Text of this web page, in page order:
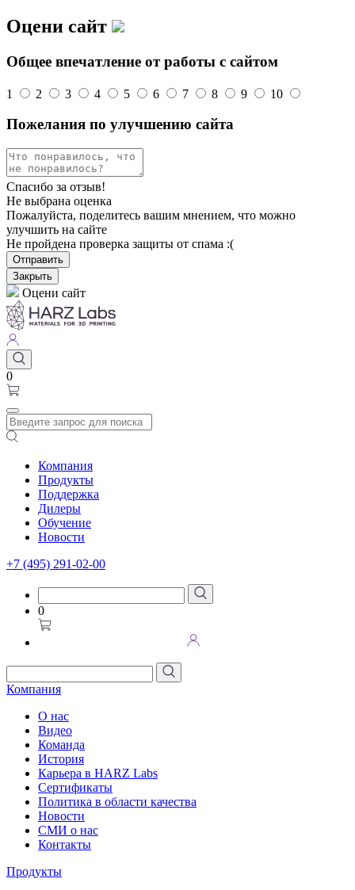
Оцени сайт
Общее впечатление от работы с сайтом
1 2 3 4 5 6 7 8 9 10
Пожелания по улучшению сайта
Спасибо за отзыв!
Не выбрана оценка
Пожалуйста, поделитесь вашим мнением, что можно
улучшить на сайте
Не пройдена проверка защиты от спама :(
Отправить
Закрыть
Оцени сайт
0
Компания
Продукты
Поддержка
Дилеры
Обучение
Новости
+7 (495) 291-02-00
0
Компания
О нас
Видео
Команда
История
Карьера в HARZ Labs
Сертификаты
Политика в области качества
Новости
СМИ о нас
Контакты
Продукты